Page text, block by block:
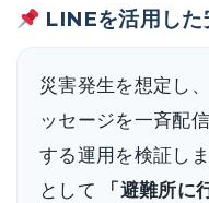
LINEを活用し
災害発生を想定し
ッセージを一斉配
する運用を検証し
として
「避難所に